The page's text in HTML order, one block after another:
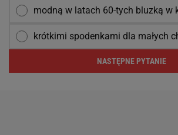
modną w latach 60-tych bluzką w
krótkimi spodenkami dla małych
NASTĘPNE PYTANIE